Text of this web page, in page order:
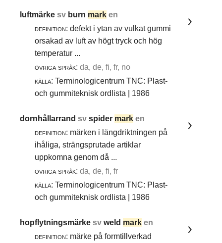
luftmärkesv burn mark en
definition: defekt i ytan av vulkat gummi
orsakad av luft av högt tryck och hög
temperatur ...
övriga språk: da, de, fi, fr, no
källa: Terminologicentrum TNC: Plast-
och gummiteknisk ordlista | 1986
dornhållarrandsvspider mark en
definition: märken i längdriktningen på
ihåliga, strängsprutade artiklar
uppkomna genom då ...
övriga språk: da, de, fi, fr
källa: Terminologicentrum TNC: Plast-
och gummiteknisk ordlista | 1986
hopflytningsmärkesvweld mark en
definition: märke på formtillverkad